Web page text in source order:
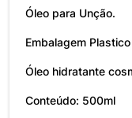
Óleo para Unção.
Embalagem Plastico
Óleo hidratante
Conteúdo: 500ml